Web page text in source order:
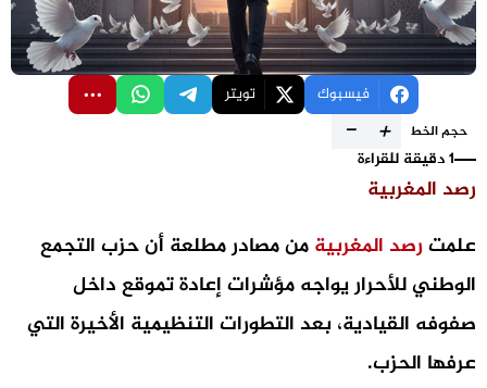
فيسبوك تويتر
حجم الخط +
-
1 دقيقة للقراءة
رصد المغربية
علمت رصد المغربية من مصادر مطلعة أن حزب التجمع
الوطني للأحرار يواجه مؤشرات إعادة تموقع داخل
صفوفه القيادية، بعد التطورات التنظيمية الأخيرة التي
عرفها الحزب.